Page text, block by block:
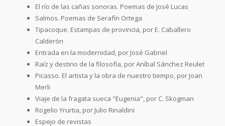
El río de las cañas sonoras. Poemas de José Lucas
Salmos. Poemas de Serafín Ortega
Tipacoque. Estampas de provincia, por E. Caballero
Calderón
Entrada en la modernidad, por José Gabriel
Raíz y destino de la filosofía, por Aníbal Sánchez Reulet
Picasso. El artista y la obra de nuestro tiempo, por Joan
Merli
Viaje de la fragata sueca "Eugenia", por C. Skogman
Rogelio Yrurtia, por Julio Rinaldini
Espejo de revistas